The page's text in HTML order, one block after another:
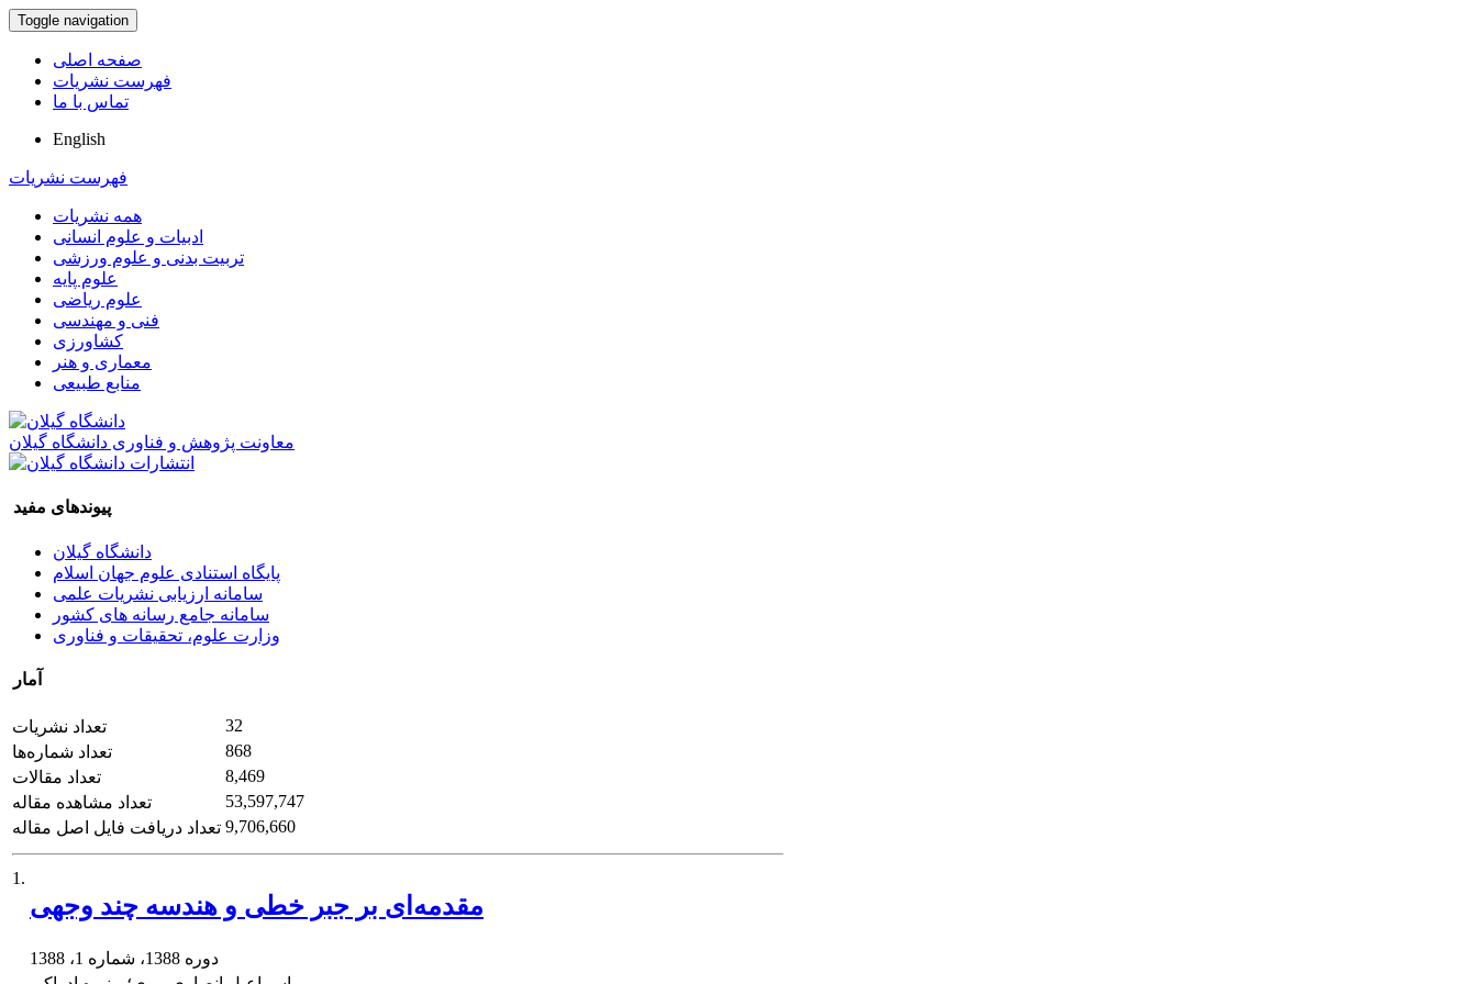
Toggle navigation
صفحه اصلی
فهرست نشریات
تماس با ما
English
فهرست نشریات
همه نشریات
ادبیات و علوم انسانی
تربیت بدنی و علوم ورزشی
علوم پایه
علوم ریاضی
فنی و مهندسی
کشاورزی
معماری و هنر
منابع طبیعی
معاونت پژوهش و فناوری دانشگاه گیلان
پیوندهای مفید
دانشگاه گیلان
پایگاه استنادی علوم جهان اسلام
سامانه ارزیابی نشریات علمی
سامانه جامع رسانه های کشور
وزارت علوم، تحقیقات و فناوری
آمار
تعداد نشریات
32
تعداد شماره‌ها
868
تعداد مقالات
8,469
تعداد مشاهده مقاله
53,597,747
تعداد دریافت فایل اصل مقاله 9,706,660
1.
مقدمه‌ای بر جبر خطی و هندسه چند وجهی
دوره 1388، شماره 1، 1388